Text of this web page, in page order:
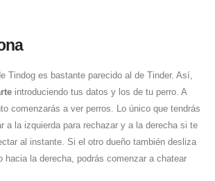
Tindog es bastante parecido al de Tinder. Así,
introduciendo tus datos y los de tu perro. A
comenzarás a ver perros. Lo único que tendrás
a la izquierda para rechazar y a la derecha si te
al instante. Si el otro dueño también desliza
hacia la derecha, podrás comenzar a chatear